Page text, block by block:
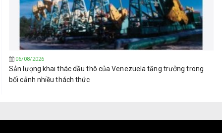
06/08/2026
Sản lượng khai thác dầu thô của Venezuela tăng trưởng trong
bối cảnh nhiều thách thức